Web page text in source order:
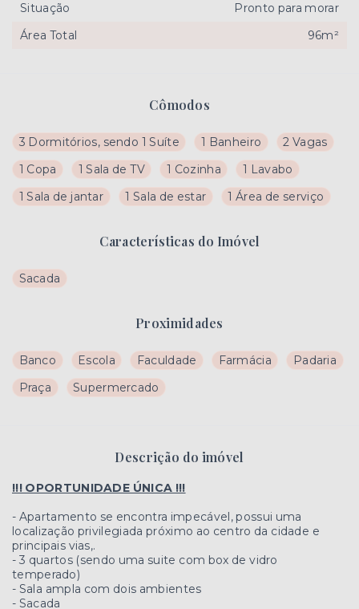
Cômodos
3 Dormitórios, sendo 1 Suíte 1 Banheiro
2 Vagas
1 Copa
1 Sala de TV 1 Cozinha
1 Lavabo
1 Sala de jantar
1 Sala de estar 1 Área de serviço
Características do Imóvel
Sacada
Proximidades
Banco Escola Faculdade Farmácia
Padaria
Praça
Supermercado
Descrição do imóvel
!!! OPORTUNIDADE ÚNICA !!!
- Apartamento se encontra impecável, possui uma
localização privilegiada próximo ao centro da cidade e
principais vias,.
- 3 quartos (sendo uma suite com box de vidro
temperado)
- Sala ampla com dois ambientes
- Sacada
Situação
Pronto para morar
Área Total
96m²